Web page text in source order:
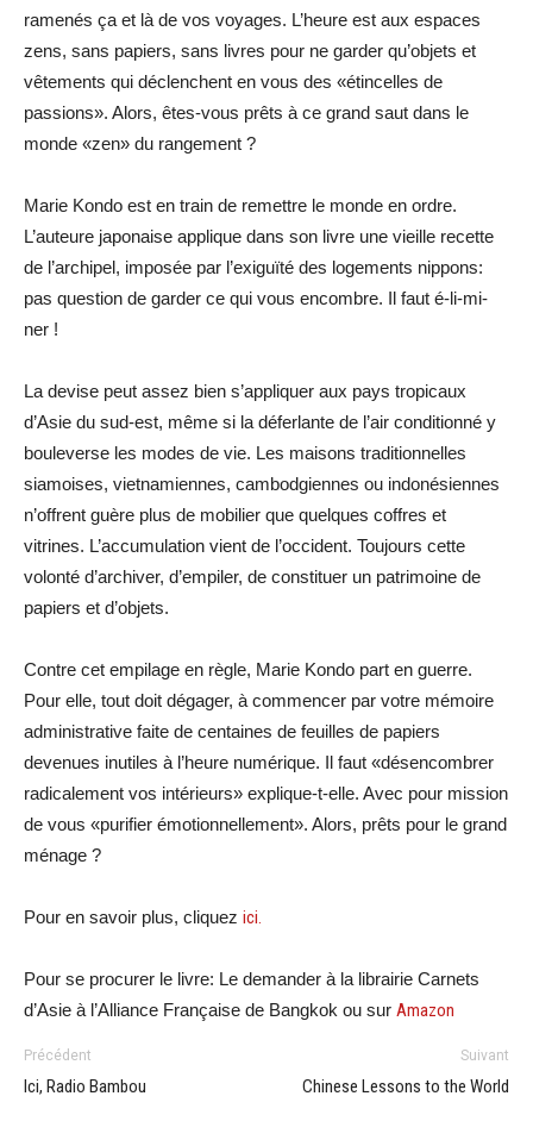
ramenés ça et là de vos voyages. L’heure est aux espaces
zens, sans papiers, sans livres pour ne garder qu’objets et
vêtements qui déclenchent en vous des «étincelles de
passions». Alors, êtes-vous prêts à ce grand saut dans le
monde «zen» du rangement ?
Marie Kondo est en train de remettre le monde en ordre.
L’auteure japonaise applique dans son livre une vieille recette
de l’archipel, imposée par l’exiguïté des logements nippons:
pas question de garder ce qui vous encombre. Il faut é-li-mi-
ner !
La devise peut assez bien s’appliquer aux pays tropicaux
d’Asie du sud-est, même si la déferlante de l’air conditionné y
bouleverse les modes de vie. Les maisons traditionnelles
siamoises, vietnamiennes, cambodgiennes ou indonésiennes
n’offrent guère plus de mobilier que quelques coffres et
vitrines. L’accumulation vient de l’occident. Toujours cette
volonté d’archiver, d’empiler, de constituer un patrimoine de
papiers et d’objets.
Contre cet empilage en règle, Marie Kondo part en guerre.
Pour elle, tout doit dégager, à commencer par votre mémoire
administrative faite de centaines de feuilles de papiers
devenues inutiles à l’heure numérique. Il faut «désencombrer
radicalement vos intérieurs» explique-t-elle. Avec pour mission
de vous «purifier émotionnellement». Alors, prêts pour le grand
ménage ?
Pour en savoir plus, cliquez ici.
Pour se procurer le livre: Le demander à la librairie Carnets
d’Asie à l’Alliance Française de Bangkok ou sur Amazon
Précédent
Ici, Radio Bambou
Suivant
Chinese Lessons to the World